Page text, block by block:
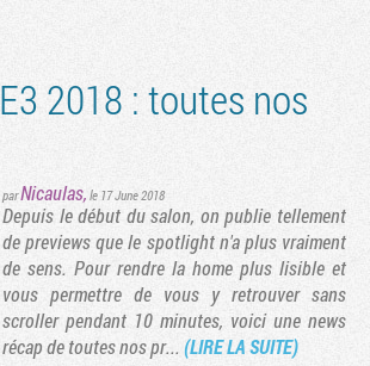
E3 2018 : toutes nos
parNicaulas, le 17 June 2018
Depuis le début du salon, on publie tellement
de previews que le spotlight n'a plus vraiment
de sens. Pour rendre la home plus lisible et
vous permettre de vous y retrouver sans
scroller pendant 10 minutes, voici une news
récap de toutes nos pr... (LIRE LA SUITE)